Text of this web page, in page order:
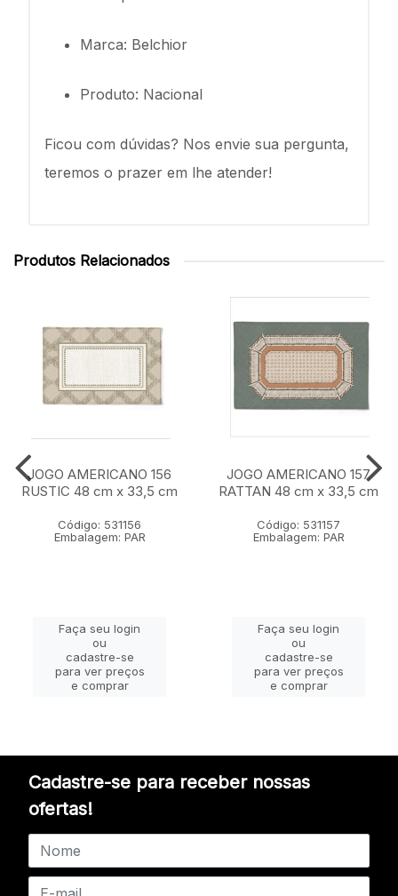
Marca: Belchior
Produto: Nacional
Ficou com dúvidas? Nos envie sua pergunta,
teremos o prazer em lhe atender!
Produtos Relacionados
JOGO AMERICANO 156
RUSTIC 48 cm x 33,5 cm
Código: 531156
Embalagem: PAR
Faça seu login
ou
cadastre-se
para ver preços
e comprar
JOGO AMERICANO 157
RATTAN 48 cm x 33,5 cm
Código: 531157
Embalagem: PAR
Faça seu login
ou
cadastre-se
para ver preços
e comprar
Cadastre-se para receber nossas
ofertas!